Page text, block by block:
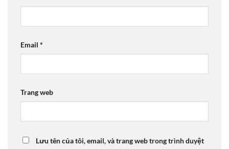
Email *
Trang web
Lưu tên của tôi, email, và trang web trong trình duyệt